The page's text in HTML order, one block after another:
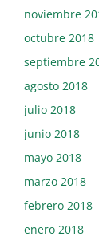
noviembre
octubre 2018
septiembre
agosto 2018
julio 2018
junio 2018
mayo 2018
marzo 2018
febrero 2018
enero 2018